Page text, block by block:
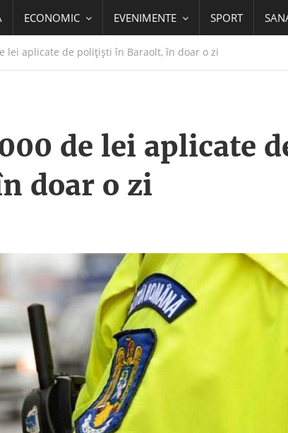
ECONOMIC EVENIMENTE SPORT
lei aplicate de polițiști în Baraolt, în doar o zi
de lei aplicate
doar o zi